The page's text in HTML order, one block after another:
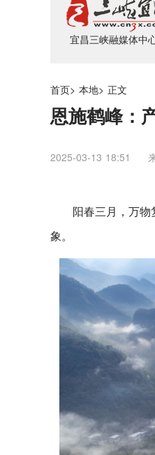
宜昌三峡融媒体中
首页> 本地> 正文
恩施鹤峰：
2025-03-13 18:51
阳春三月，万
象。